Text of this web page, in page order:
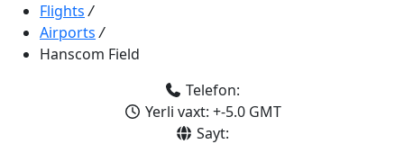
Flights /
Airports /
Hanscom Field
Telefon:
Yerli vaxt: +-5.0 GMT
Sayt: